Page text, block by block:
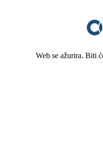
Web se ažurira. Biti